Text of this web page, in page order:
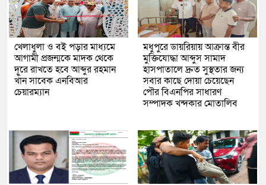
খেলাধুলা ও বই পড়ার মাধ্যমে
আগামী প্রজন্মকে মাদক থেকে
দূরে রাখতে হবে আব্দুর রহমান
খাঁন সাবেক এনবিআর
চেয়ারম্যান
মধুপুরে ডায়রিয়ায় আক্রান্ত বীর
মুক্তিযোদ্ধা আব্দুস সামাদ
হাসপাতালে দ্রুত সুস্থতার জন্য
সবার কাছে দোয়া চেয়েছেন
পৌর বিএনপির সাধারণ
সম্পাদক খন্দকার মোতালিব